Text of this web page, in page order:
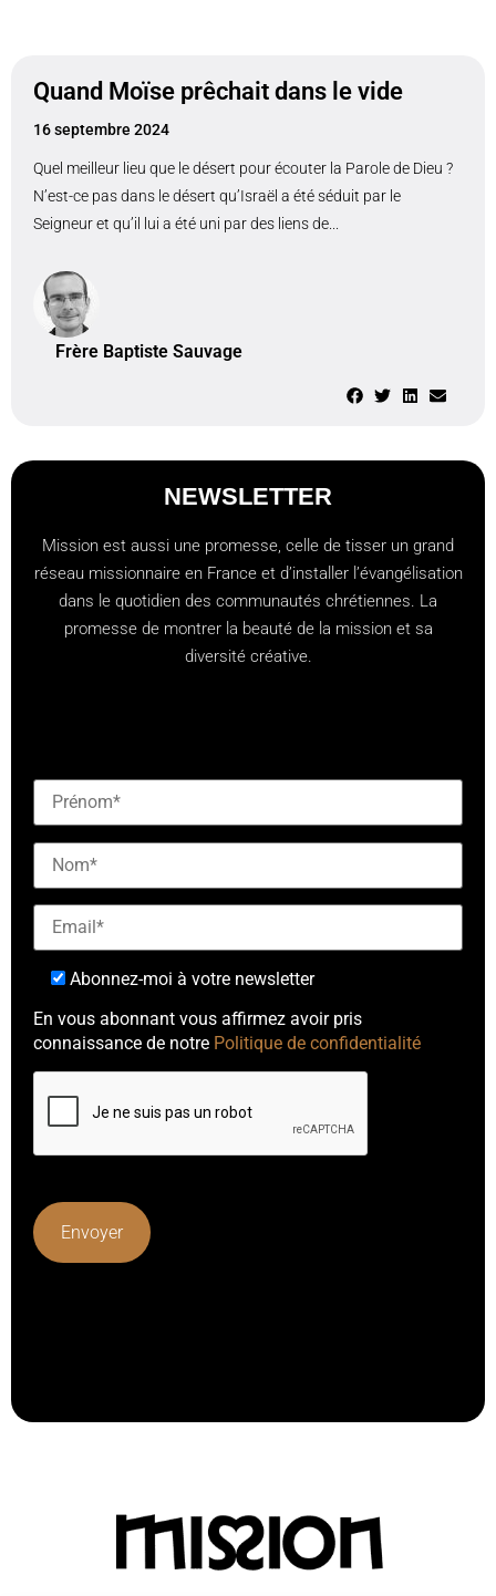
Quand Moïse prêchait dans le vide
16 septembre 2024
Quel meilleur lieu que le désert pour écouter la Parole de Dieu ?
N’est-ce pas dans le désert qu’Israël a été séduit par le
Seigneur et qu’il lui a été uni par des liens de...
Frère Baptiste Sauvage
NEWSLETTER
Mission est aussi une promesse, celle de tisser un grand
réseau missionnaire en France et d’installer l’évangélisation
dans le quotidien des communautés chrétiennes. La
promesse de montrer la beauté de la mission et sa
diversité créative.
Abonnez-moi à votre newsletter
En vous abonnant vous affirmez avoir pris
connaissance de notre Politique de confidentialité